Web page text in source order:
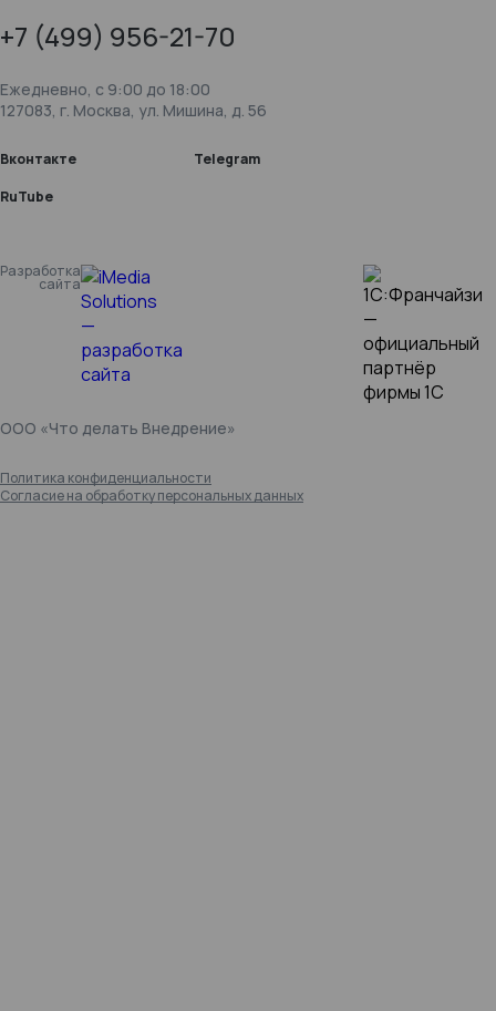
Вконтакте
Telegram
RuTube
ООО «Что делать Внедрение»
+7 (499) 956-21-70
Ежедневно, c 9:00 до 18:00
127083, г. Москва, ул. Мишина, д. 56
Разработка
сайта
Политика конфиденциальности
Согласие на обработку персональных данных